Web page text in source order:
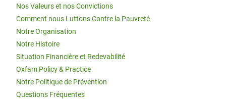
Nos Valeurs et nos Convictions
Comment nous Luttons Contre la Pauvreté
Notre Organisation
Notre Histoire
Situation Financière et Redevabilité
Oxfam Policy & Practice
Notre Politique de Prévention
Questions Fréquentes